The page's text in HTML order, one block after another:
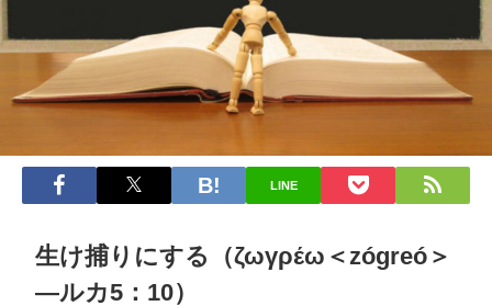
LINE
生け捕りにする（ζωγρέω ＜zógreó＞
―ルカ5：10）